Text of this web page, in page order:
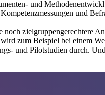
und
und
zielgruppengerechtere
zum Beispiel bei einem
und Pilotstudien durch.